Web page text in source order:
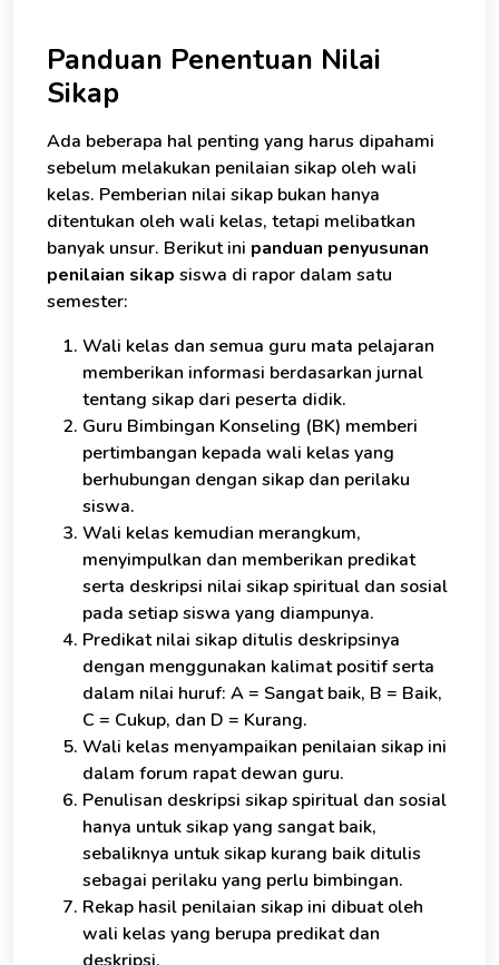
Panduan Penentuan Nilai
Sikap
Ada beberapa hal penting yang harus dipahami
sebelum melakukan penilaian sikap oleh wali
kelas. Pemberian nilai sikap bukan hanya
ditentukan oleh wali kelas, tetapi melibatkan
banyak unsur. Berikut ini panduan penyusunan
penilaian sikap siswa di rapor dalam satu
semester:
Wali kelas dan semua guru mata pelajaran
memberikan informasi berdasarkan jurnal
tentang sikap dari peserta didik.
Guru Bimbingan Konseling (BK) memberi
pertimbangan kepada wali kelas yang
berhubungan dengan sikap dan perilaku
siswa.
Wali kelas kemudian merangkum,
menyimpulkan dan memberikan predikat
serta deskripsi nilai sikap spiritual dan sosial
pada setiap siswa yang diampunya.
Predikat nilai sikap ditulis deskripsinya
dengan menggunakan kalimat positif serta
dalam nilai huruf: A = Sangat baik, B = Baik,
C = Cukup, dan D = Kurang.
Wali kelas menyampaikan penilaian sikap ini
dalam forum rapat dewan guru.
Penulisan deskripsi sikap spiritual dan sosial
hanya untuk sikap yang sangat baik,
sebaliknya untuk sikap kurang baik ditulis
sebagai perilaku yang perlu bimbingan.
Rekap hasil penilaian sikap ini dibuat oleh
wali kelas yang berupa predikat dan